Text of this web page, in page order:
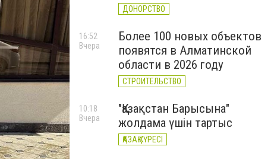
ДОНОРСТВО
Более 100 новых объектов
появятся в Алматинской
области в 2026 году
СТРОИТЕЛЬСТВО
16:52
Вчера
"Қазақстан Барысына"
жолдама үшін тартыс
ҚАЗАҚ КҮРЕСІ
10:18
Вчера